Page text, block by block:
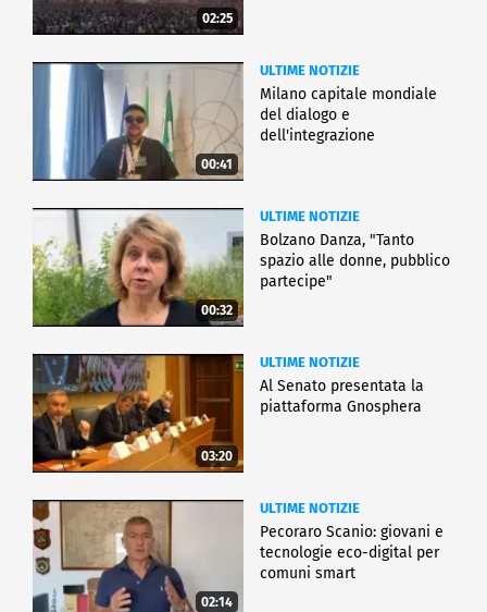
02:25
00:41
ULTIME NOTIZIE
Milano capitale mondiale
del dialogo e
dell'integrazione
00:32
ULTIME NOTIZIE
Bolzano Danza, "Tanto
spazio alle donne, pubblico
partecipe"
03:20
ULTIME NOTIZIE
Al Senato presentata la
piattaforma Gnosphera
02:14
ULTIME NOTIZIE
Pecoraro Scanio: giovani e
tecnologie eco-digital per
comuni smart